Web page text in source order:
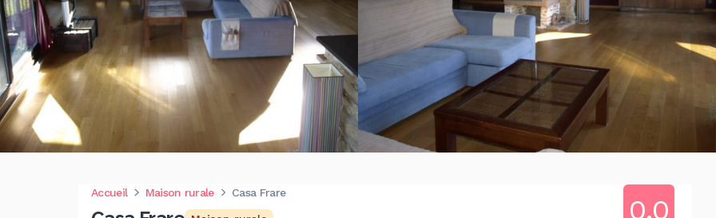
Accueil Maison rurale Casa Frare
0.0